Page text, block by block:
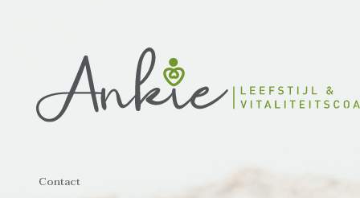
Contact